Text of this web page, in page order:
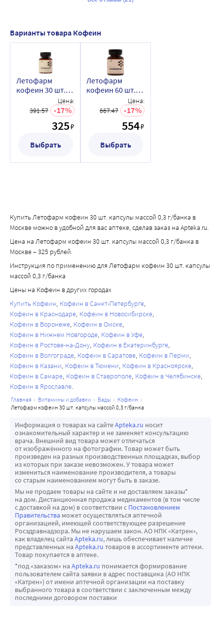
Варианты товара Кофеин
Летофарм
кофеин 30 шт.
капсулы массой
0,3 г/банка
Цена:
391.57
17
325₽
Выбрать
Летофарм
кофеин 60 шт.
капсулы массой
0,3 г
Цена:
667.47
17
554₽
Выбрать
Купить Летофарм кофеин 30 шт. капсулы массой 0,3 г/банка в
Москве можно в удобной для вас аптеке, сделав заказ на Apteka.ru.
Цена на Летофарм кофеин 30 шт. капсулы массой 0,3 г/банка в
Москве – 325 рублей.
Инструкция по применению для Летофарм кофеин 30 шт. капсулы
массой 0,3 г/банка
Цены на Кофеин в других городах
Купить Кофеин Кофеин в Санкт-Петербурге
Кофеин в Краснодаре Кофеин в Новосибирске
Кофеин в Воронеже Кофеин в Омске
Кофеин в Нижнем Новгороде Кофеин в Уфе
Кофеин в Ростове-на-Дону Кофеин в Екатеринбурге
Кофеин в Волгограде Кофеин в Саратове Кофеин в Перми
Кофеин в Казани Кофеин в Тюмени Кофеин в Красноярске
Кофеин в Самаре Кофеин в Ставрополе Кофеин в Челябинске
Кофеин в Ярославле
главная витамины и добавки бады
кофеин
летофарм кофеин 30 шт. капсулы массой 0,3 г/банка
Информация о товарах на сайтеApteka.ru носит
ознакомительный характер и не заменяет консультацию
врача. Внешний вид товара может отличаться
от изображённого на фотографии. Товар может быть
произведен на разных производственных площадках, выбор
из которых при заказе невозможен. У товара может
измениться наименование производителя, а товары
со старым наименованием могут быть в заказе.
Мы не продаем товары на сайте и не доставляем заказы*
на дом. Дистанционная продажа медикаментов (в том числе
с доставкой на дом) в соответствии с Постановлением
Правительства может осуществляться аптечной
организацией, имеющей соответствующее разрешение
Росздравнадзора. Мы не нарушаем закон. АО НПК «Катрен»,
как владелец сайта Apteka.ru, лишь обеспечивает наличие
представленных на Apteka.ru товаров в ассортименте аптеки.
Товар покупается в аптеке.
*под «заказом» на Apteka.ru понимается формирование
пользователем сайта заявки в адрес поставщика (АО НПК
«Катрен») от имени аптечной организации на поставку
выбранного товара в соответствии с заключенным между
последними договором поставки